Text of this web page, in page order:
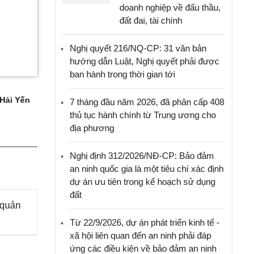
Hải Yến
doanh nghiệp về đấu thầu,
đất đai, tài chính
Nghị quyết 216/NQ-CP: 31 văn bản
hướng dẫn Luật, Nghị quyết phải được
ban hành trong thời gian tới
7 tháng đầu năm 2026, đã phân cấp 408
thủ tục hành chính từ Trung ương cho
địa phương
Nghị định 312/2026/NĐ-CP: Bảo đảm
an ninh quốc gia là một tiêu chí xác định
dự án ưu tiên trong kế hoạch sử dụng
đất
Từ 22/9/2026, dự án phát triển kinh tế -
xã hội liên quan đến an ninh phải đáp
ứng các điều kiện về bảo đảm an ninh